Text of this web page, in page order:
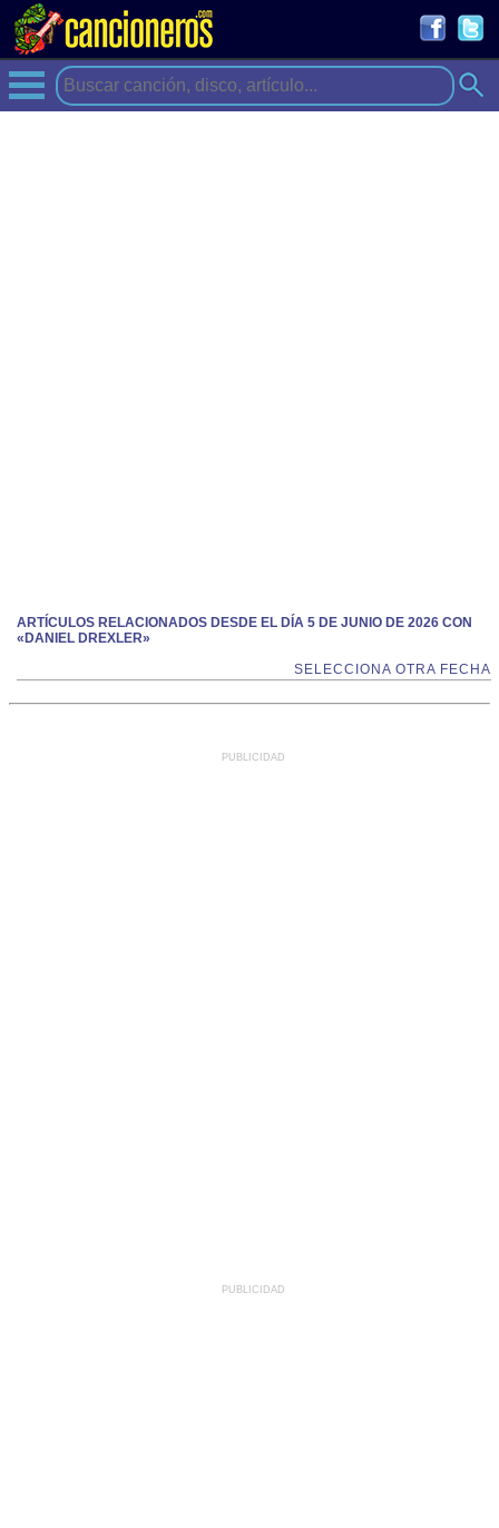
ARTÍCULOS RELACIONADOS DESDE EL DÍA 5 DE JUNIO DE 2026 CON
«DANIEL DREXLER»
SELECCIONA OTRA FECHA
PUBLICIDAD
PUBLICIDAD